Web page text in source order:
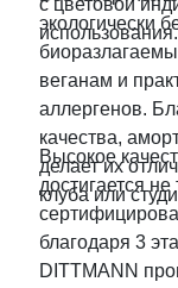
с цветовой
использования.
экологически
веганам и
аллергенов.
качества,
делает их
клуба или
Высокое
достигается не
благодаря 3
DITTMANN